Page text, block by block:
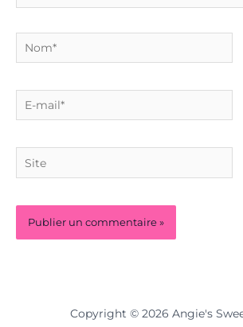
Nom*
E-
mail*
Site
Copyright © 2026 Angie's